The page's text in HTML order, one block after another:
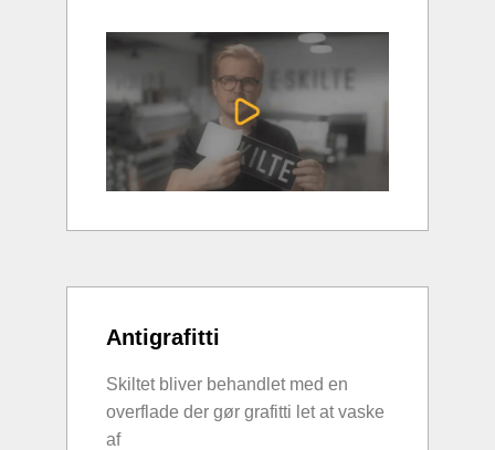
Antigrafitti
Skiltet bliver behandlet med en
overflade der gør grafitti let at vaske
af